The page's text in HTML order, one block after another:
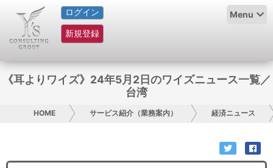
ログイン
新規登録
Menu
HOME
サービス紹介
お問い合わせ
《耳よりワイズ》24年5月2日のワイズニュース一覧／
台湾
HOME サービス紹介（業務案内） 経済ニュース